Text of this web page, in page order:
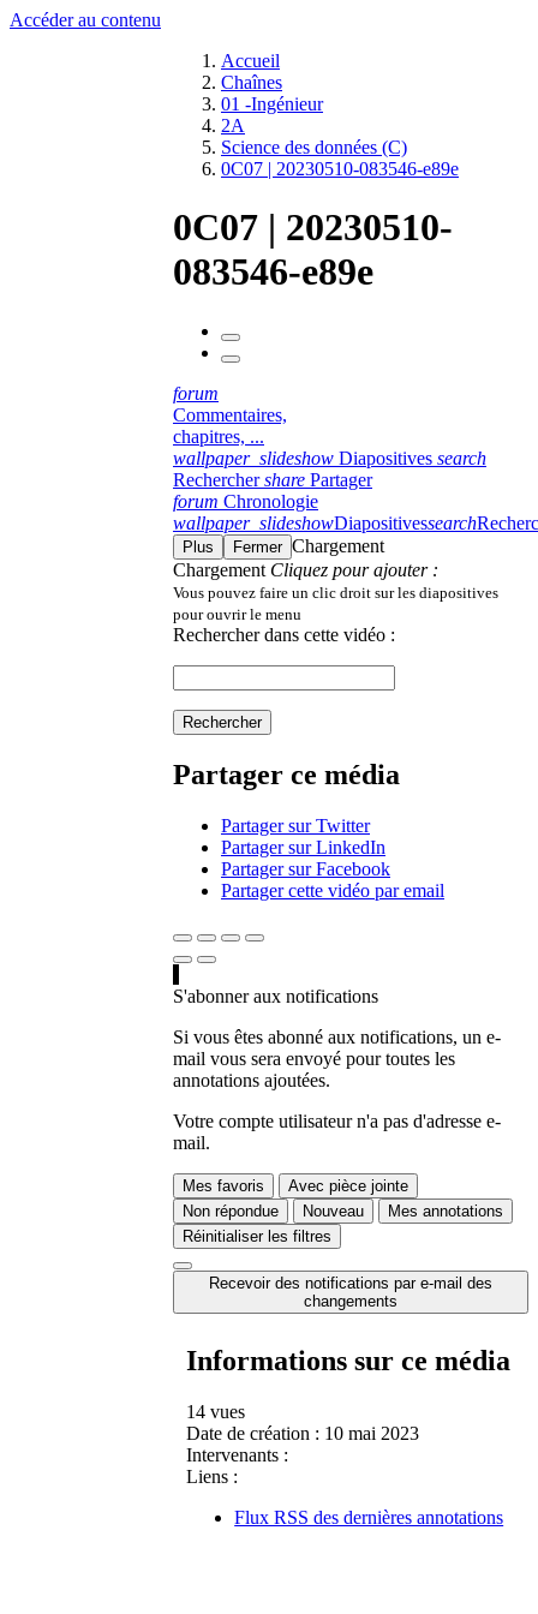
Accéder au contenu
Accueil
Chaînes
01 -Ingénieur
2A
Science des données (C)
0C07 | 20230510-083546-e89e
0C07 | 20230510-
083546-e89e
forum
Commentaires,
chapitres, ...
wallpaper_slideshow Diapositives search
Rechercher share Partager
forum Chronologie
wallpaper_slideshowDiapositivessearch
Plus Fermer Chargement
Chargement Cliquez pour ajouter :
Vous pouvez faire un clic droit sur les diapositives
pour ouvrir le menu
Rechercher dans cette vidéo :
Rechercher
Partager ce média
Partager sur Twitter
Partager sur LinkedIn
Partager sur Facebook
Partager cette vidéo par email
S'abonner aux notifications
Si vous êtes abonné aux notifications, un e-
mail vous sera envoyé pour toutes les
annotations ajoutées.
Votre compte utilisateur n'a pas d'adresse e-
mail.
Mes favoris
Avec pièce jointe
Non répondue
Nouveau
Mes annotations
Réinitialiser les filtres
Recevoir des notifications par e-mail des
changements
Informations sur ce média
14 vues
Date de création : 10 mai 2023
Intervenants :
Liens :
Flux RSS des dernières annotations